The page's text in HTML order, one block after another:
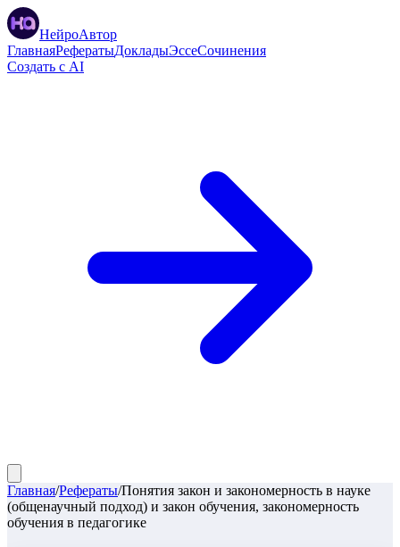
НейроАвтор
ГлавнаяРефератыДокладыЭссеСочинения
Создать с AI
Главная/Рефераты/Понятия закон и закономерность в науке
(общенаучный подход) и закон обучения, закономерность
обучения в педагогике